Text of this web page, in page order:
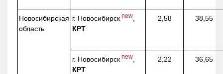
Новосибирская
область
г. Новосибирск new
КРТ
2,58 38,55
г. Новосибирск new
КРТ
2,22 36,65